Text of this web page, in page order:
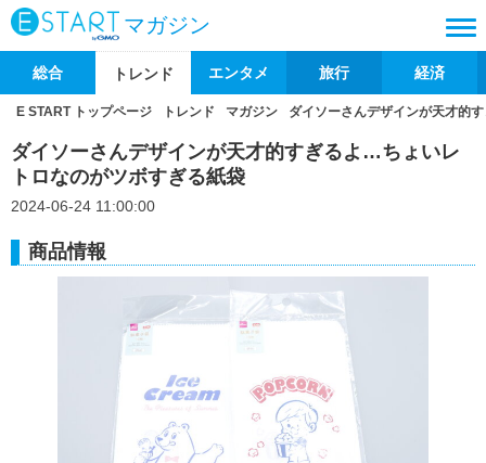
マガジン
総合 トレンド エンタメ 旅行 経済
E START トップページ トレンド マガジン ダイソーさんデザインが天才的
ダイソーさんデザインが天才的すぎるよ…ちょいレ
トロなのがツボすぎる紙袋
2024-06-24 11:00:00
商品情報